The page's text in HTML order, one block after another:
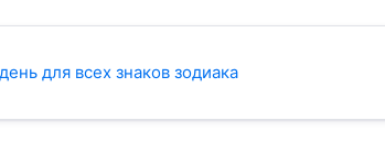
для всех знаков зодиака